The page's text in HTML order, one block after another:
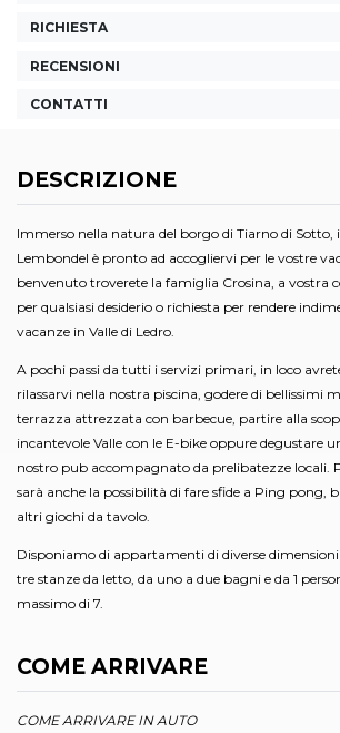
RICHIESTA
RECENSIONI
CONTATTI
DESCRIZIONE
Immerso nella natura del borgo di Tiarno di Sotto,
Lembondel è pronto ad accogliervi per le vostre
benvenuto troverete la famiglia Crosina, a vostra
per qualsiasi desiderio o richiesta per rendere
vacanze in Valle di Ledro.
A pochi passi da tutti i servizi primari, in loco
rilassarvi nella nostra piscina, godere di bellissimi
terrazza attrezzata con barbecue, partire alla
incantevole Valle con le E-bike oppure degustare
nostro pub accompagnato da prelibatezze locali.
sarà anche la possibilità di fare sfide a Ping pong,
altri giochi da tavolo.
Disponiamo di appartamenti di diverse dimensioni
tre stanze da letto, da uno a due bagni e da 1
massimo di 7.
COME ARRIVARE
COME ARRIVARE IN AUTO